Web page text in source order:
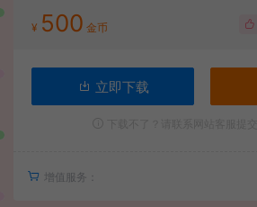
¥ 500 金币
立即下载
增值服务：